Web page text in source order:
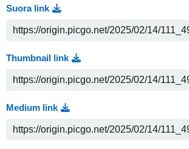
Suora link
Thumbnail link
Medium link